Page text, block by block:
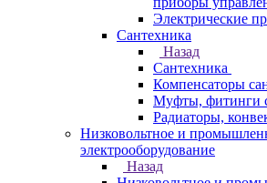
Электрические
Сантехника
Назад
Сантехника
Компенсаторы
Муфты, фитинги
Радиаторы,
Низковольтное и
электрооборудование
Назад